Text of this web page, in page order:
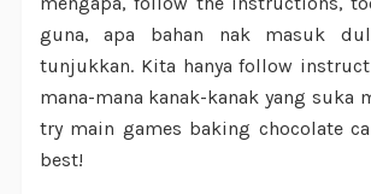
guna, apa bahan nak masuk
tunjukkan. Kita hanya follow
mana-mana kanak-kanak yang suka
try main games baking chocolate
best!